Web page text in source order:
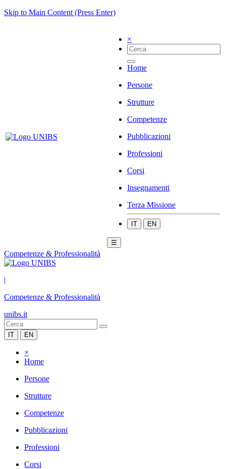
Skip to Main Content (Press Enter)
×
Home
Persone
Strutture
Competenze
Pubblicazioni
Professioni
Corsi
Insegnamenti
Terza Missione
IT EN
☰
Competenze & Professionalità
|
Competenze & Professionalità
unibs.it
IT EN
×
Home
Persone
Strutture
Competenze
Pubblicazioni
Professioni
Corsi